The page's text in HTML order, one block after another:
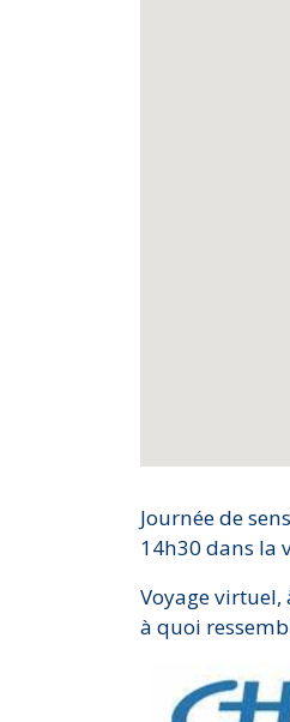
Journée de
14h30 dans la
Voyage virtuel,
à quoi